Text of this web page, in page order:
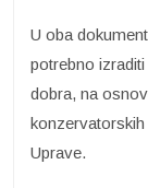
U oba
potrebno
dobra, na
Uprave.